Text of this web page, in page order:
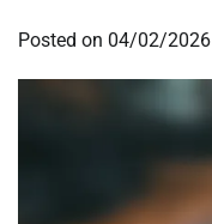
Posted on 04/02/2026